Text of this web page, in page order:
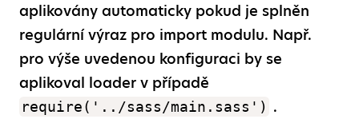
aplikovány automaticky pokud je splněn
regulární výraz pro import modulu. Např.
pro výše uvedenou konfiguraci by se
aplikoval loader v případě
require('../sass/main.sass') .